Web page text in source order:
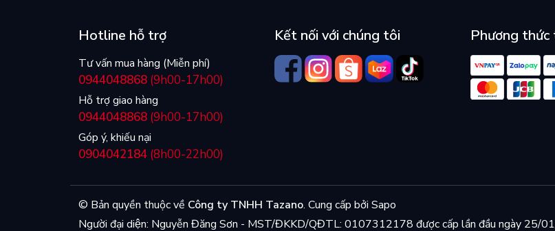
Hotline hỗ trợ
Tư vấn mua hàng (Miễn phí)
0944048868 (9h00-17h00)
Hỗ trợ giao hàng
0944048868 (9h00-17h00)
Góp ý, khiếu nại
0904042184 (8h00-22h00)
Kết nối với chúng tôi Phương
© Bản quyền thuộc về Công ty TNHH Tazano. Cung cấp bởi Sapo
Người đại diện: Nguyễn Đăng Sơn - MST/ĐKKD/QĐTL: 0107312178 được cấp lần đầu ngày 25/